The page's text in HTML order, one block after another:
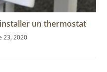
un thermostat
23, 2020